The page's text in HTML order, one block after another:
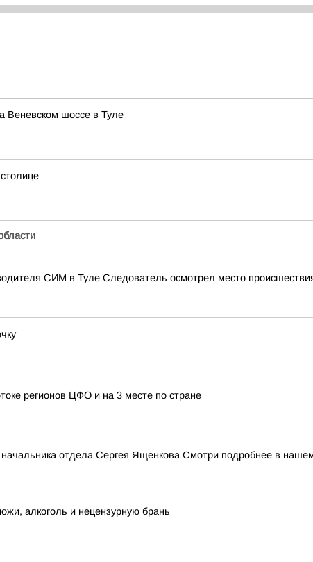
Веневском шоссе в Туле
СИМ в Туле Следователь осмотрел место
регионов ЦФО и на 3 месте по стране
отдела Сергея Ященкова Смотри подробнее в
алкоголь и нецензурную брань